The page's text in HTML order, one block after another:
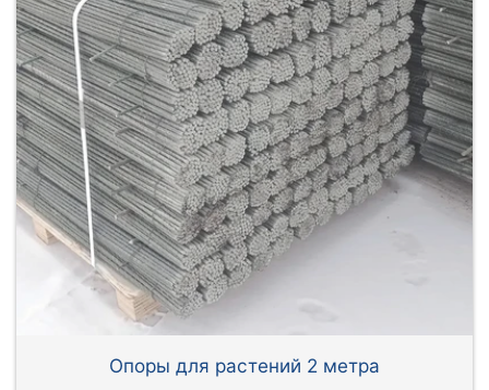
Опоры для растений 2 метра